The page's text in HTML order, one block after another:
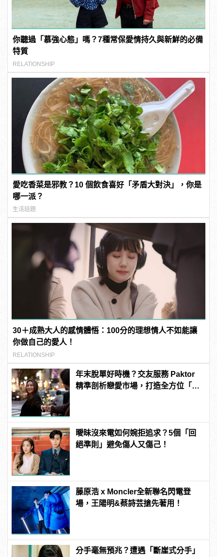
你聽過「慕強心態」嗎？7種常保愛情持久與新鮮的必備
特質
RELATIONSHIP
愛吃香菜是邪教？10 個飲食喜好「矛盾大對決」，你是
哪一派？
生活話題
30＋成熟大人的感情體悟：100分的理想情人不如能讓
你做自己的愛人！
RELATIONSHIP
年末脫單好時機？交友服務 Paktor
精準剖析戀愛市場，打造全方位「情
曖昧沒來電如何婉拒追求？5個「回
絕準則」避免傷人又傷己！
藤原浩 x Moncler全新聯名閃電登
場，王陽明&蔡詩芸搶先著用！
分手毫無預兆？遭遇「斷崖式分手」